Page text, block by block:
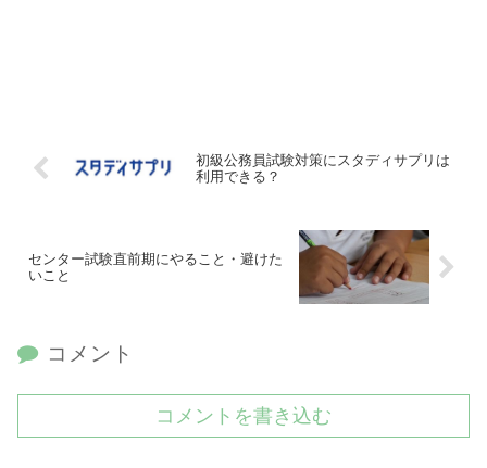
初級公務員試験対策にスタディサプリは
利用できる？
センター試験直前期にやること・避けた
いこと
コメント
コメントを書き込む